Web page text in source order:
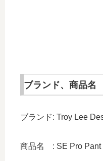
ブランド、商品名
ブランド: Troy Lee
商品名 : SE Pro Pant